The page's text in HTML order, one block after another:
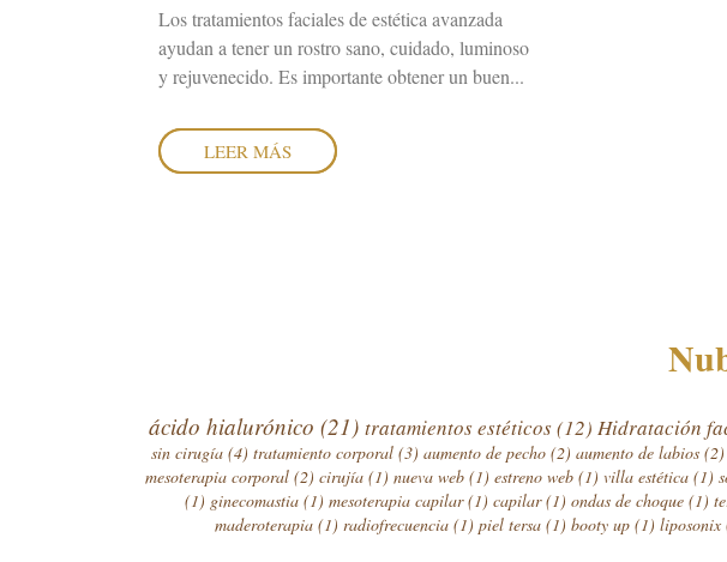
Los tratamientos faciales de estética avanzada
ayudan a tener un rostro sano, cuidado, luminoso
y rejuvenecido. Es importante obtener un buen...
LEER MÁS
ácido hialurónico (21) tratamientos estéticos(12) Hidratación
sin cirugía (4) tratamiento corporal (3) aumento de pecho (2) aumento de labios (2)
mesoterapia corporal (2) cirujía (1) nueva web (1) estreno web (1) villa estética (1)
(1) ginecomastia (1) mesoterapia capilar(1) capilar(1) ondas de choque (1)
maderoterapia (1) radiofrecuencia (1) piel tersa (1) booty up (1) liposonix